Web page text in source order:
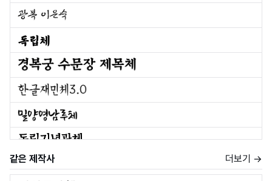
같은 제작사 더보기 →